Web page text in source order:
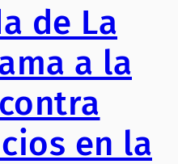
de La
a la
en la